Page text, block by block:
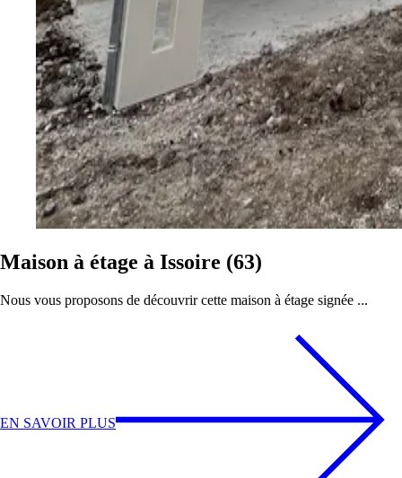
Maison à étage à Issoire (63)
Nous vous proposons de découvrir cette maison à étage signée ...
EN SAVOIR PLUS